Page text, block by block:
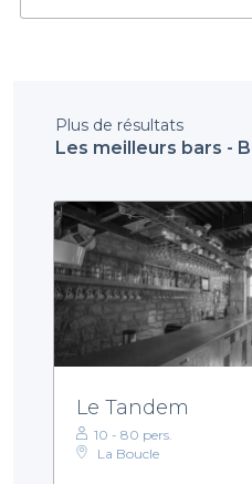
Plus de résultats
Les meilleurs bars -
Le Tandem
10 - 80 pers.
La Boucle